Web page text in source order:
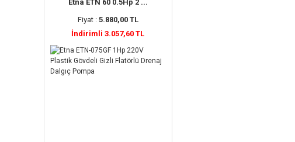
Etna ETN 60 0.5Hp 2 ...
Fiyat : 5.880,00 TL
İndirimli 3.057,60 TL